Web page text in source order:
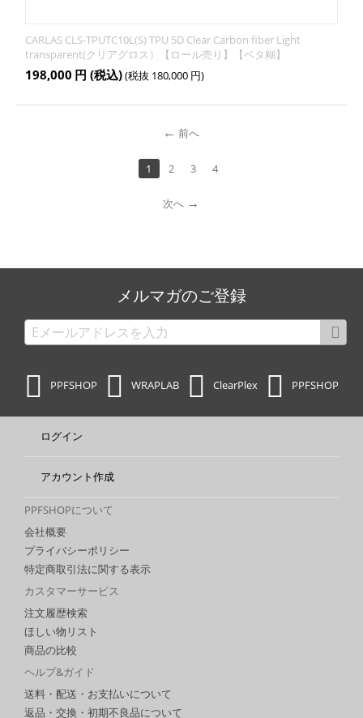
CARLAS CLS-TPUTC10L(S) TPU 5D Clear Carbon fiber Light
transparent(クリアグロス）【ロール売り】【ベタ糊】
198,000 円 (税込)(税抜 180,000 円)
前へ
1 2 3 4
次へ
メルマガのご登録
PPFSHOP WRAPLAB ClearPlex PPFSHOP
ログイン
アカウント作成
PPFSHOPについて
会社概要
プライバシーポリシー
特定商取引法に関する表示
カスタマーサービス
注文履歴検索
ほしい物リスト
商品の比較
ヘルプ&ガイド
送料・配送・お支払いについて
返品・交換・初期不良品について